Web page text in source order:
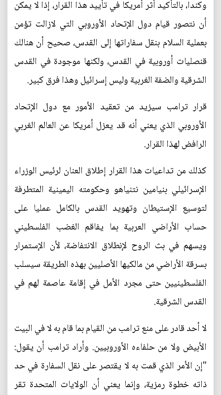
وكندا، بالتأكيد أثر أمريكا في تأييد هذا القرار، إذا لا يمكن
أن نتصور قيام دول الإتحاد الأوروبي التي لازالت تؤمن
بعملية السلام بنقل سفاراتها إلى القدس، صحيح أن هنالك
قنصليات أوروبية في القدس، ولكنها موجودة في القدس
الشرقية والضفة الغربية وليس إسرائيل وهذا فرق كبير.
قرار ترامب سيزيد من تعقيد الأمور مع دول الإتحاد
الأوروبي الذي يعني أنه قد يعزل أمريكا عن العالم الغربي
الرافض لهذا القرار.
كذلك من تداعيات هذا القرار إطلاق العنان لرئيس الوزراء
الإسرائيلي بنيامين نتنياهو وحكومته اليمينية المتطرفة
لتوسيع الإستيطان وتهويد القدس بالكامل عمليا على
حساب الأراضي العربية بما يفاقم الغضب الفلسطيني
ويسهم في بث الروح لإنطلاق الانتفاضة، لأن الإستمرار
بسرقة الأراضي من مالكيها الأصليين بهذه الطريقة سيسلب
الفلسطينيين حتى مجرد الأمل في إقامة عاصمة لهم في
القدس الشرقية.
لا أحد قادر على منع ترامب من القيام بما قام به لا في البيت
الأبيض ولا من حلفاءه الأوروبيين. وأراد ترامب أن يقول:
"إن الأمر الذي قمت به لا يقتصر على نقل السفارة في حد
ذاته خطوة رمزية، وإنما يعني أن الولايات المتحدة تقر